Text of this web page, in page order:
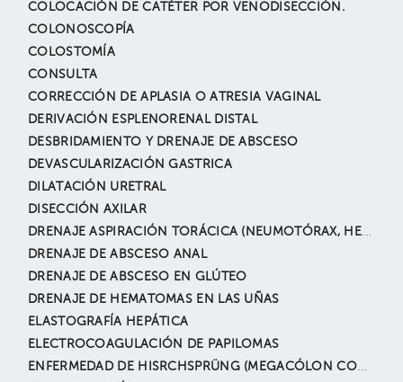
COLOCACIÓN DE CATÉTER POR VENODISECCIÓN.
COLONOSCOPÍA
COLOSTOMÍA
CONSULTA
CORRECCIÓN DE APLASIA O ATRESIA VAGINAL
DERIVACIÓN ESPLENORENAL DISTAL
DESBRIDAMIENTO Y DRENAJE DE ABSCESO
DEVASCULARIZACIÓN GASTRICA
DILATACIÓN URETRAL
DISECCIÓN AXILAR
DRENAJE ASPIRACIÓN TORÁCICA (NEUMOTÓRAX, HEMOTÓRAX, DERRAME PLEURAL, ETC.)
DRENAJE DE ABSCESO ANAL
DRENAJE DE ABSCESO EN GLÚTEO
DRENAJE DE HEMATOMAS EN LAS UÑAS
ELASTOGRAFÍA HEPÁTICA
ELECTROCOAGULACIÓN DE PAPILOMAS
ENFERMEDAD DE HISRCHSPRÜNG (MEGACÓLON CONGÉNITO).